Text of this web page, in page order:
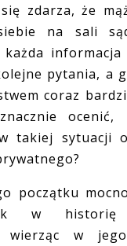
zdarza, że
na sali
informacja
pytania, a
coraz
ocenić,
takiej sytuacji
mocno
w
wierząc w